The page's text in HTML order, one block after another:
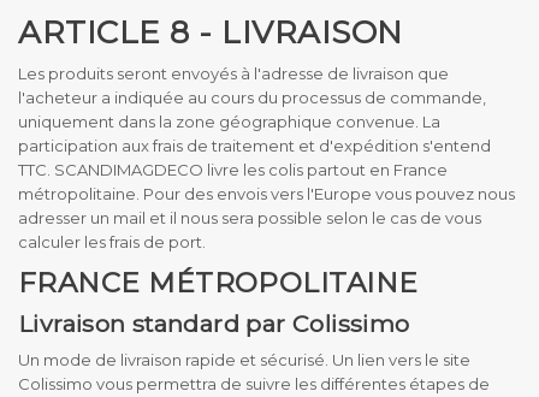
ARTICLE 8 - LIVRAISON
Les produits seront envoyés à l'adresse de livraison que
l'acheteur a indiquée au cours du processus de commande,
uniquement dans la zone géographique convenue. La
participation aux frais de traitement et d'expédition s'entend
TTC. SCANDIMAGDECO livre les colis partout en France
métropolitaine. Pour des envois vers l'Europe vous pouvez nous
adresser un mail et il nous sera possible selon le cas de vous
calculer les frais de port.
FRANCE MÉTROPOLITAINE
Livraison standard par Colissimo
Un mode de livraison rapide et sécurisé. Un lien vers le site
Colissimo vous permettra de suivre les différentes étapes de